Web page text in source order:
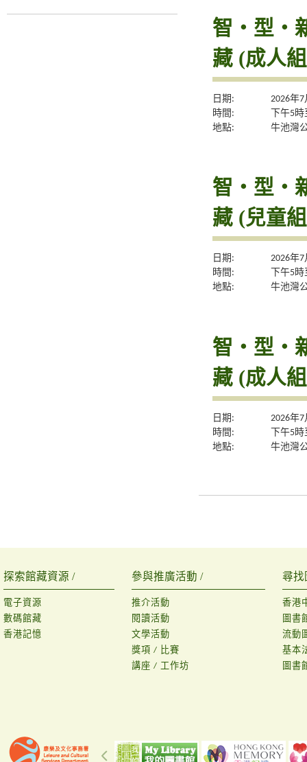
智・型・
藏 (成人
日期:
2026年
時間:
下午5
地點:
牛池灣
智・型・
藏 (兒童
日期:
2026年
時間:
下午5
地點:
牛池灣
智・型・
藏 (成人
日期:
2026年
時間:
下午5
地點:
牛池灣
探索館藏資源 /
電子資源
數碼館藏
香港記憶
參與推廣活動 /
推介活動
閱讀活動
文學活動
獎項 / 比賽
講座 / 工作坊
尋找
香港
圖書
流動
基本
圖書